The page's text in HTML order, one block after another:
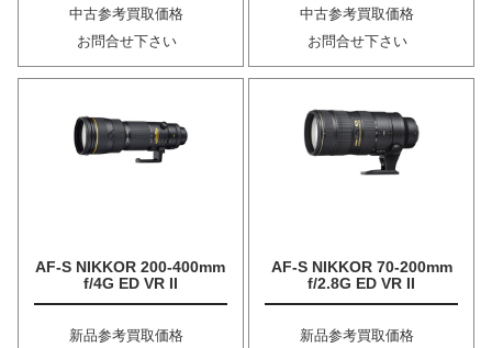
中古参考買取価格
お問合せ下さい
中古参考買取価格
お問合せ下さい
AF-S NIKKOR 200-400mm
f/4G ED VR II
新品参考買取価格
AF-S NIKKOR 70-200mm
f/2.8G ED VR II
新品参考買取価格